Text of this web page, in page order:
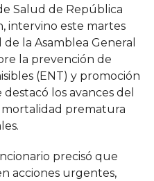
Salud de República
intervino este martes
la Asamblea General
la prevención de
(ENT) y promoción
los avances del
prematura
precisó que
acciones urgentes,